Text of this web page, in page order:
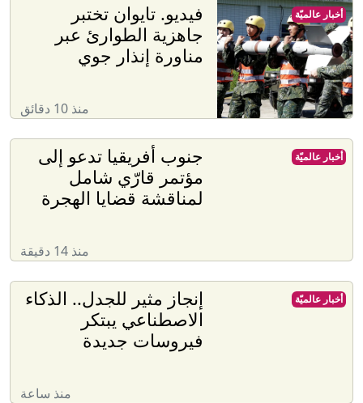
فيديو. تايوان تختبر
جاهزية الطوارئ عبر
مناورة إنذار جوي
منذ 10 دقائق
أخبار عالميّة
جنوب أفريقيا تدعو إلى
مؤتمر قارّي شامل
لمناقشة قضايا الهجرة
منذ 14 دقيقة
أخبار عالميّة
إنجاز مثير للجدل.. الذكاء
الاصطناعي يبتكر
فيروسات جديدة
منذ ساعة
أخبار عالميّة